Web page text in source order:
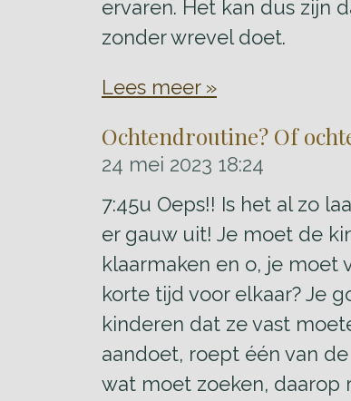
ervaren. Het kan dus zijn
zonder wrevel doet.
Lees meer »
Ochtendroutine? Of
24 mei 2023 18:24
7:45u Oeps!! Is het al zo
er gauw uit! Je moet de
klaarmaken en o, je moet
korte tijd voor elkaar? Je
kinderen dat ze vast
aandoet, roept één van
wat moet zoeken, daarop